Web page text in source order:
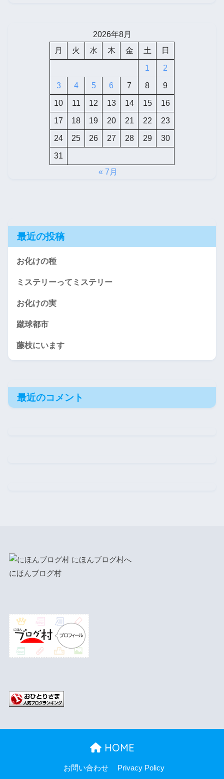
2026年8月
月
火 水 木 金 土 日
1 2
3 4 5 6 7 8 9
10 11 12 13 14 15 16
17 18 19 20 21 22 23
24 25 26 27 28 29 30
31
« 7月
最近の投稿
お化けの種
ミステリーってミステリー
お化けの実
蹴球都市
藤枝にいます
最近のコメント
にほんブログ村
HOME
お問い合わせ Privacy Policy